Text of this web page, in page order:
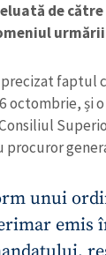
de
precizat faptul
octombrie, și
procuror
unui
emis